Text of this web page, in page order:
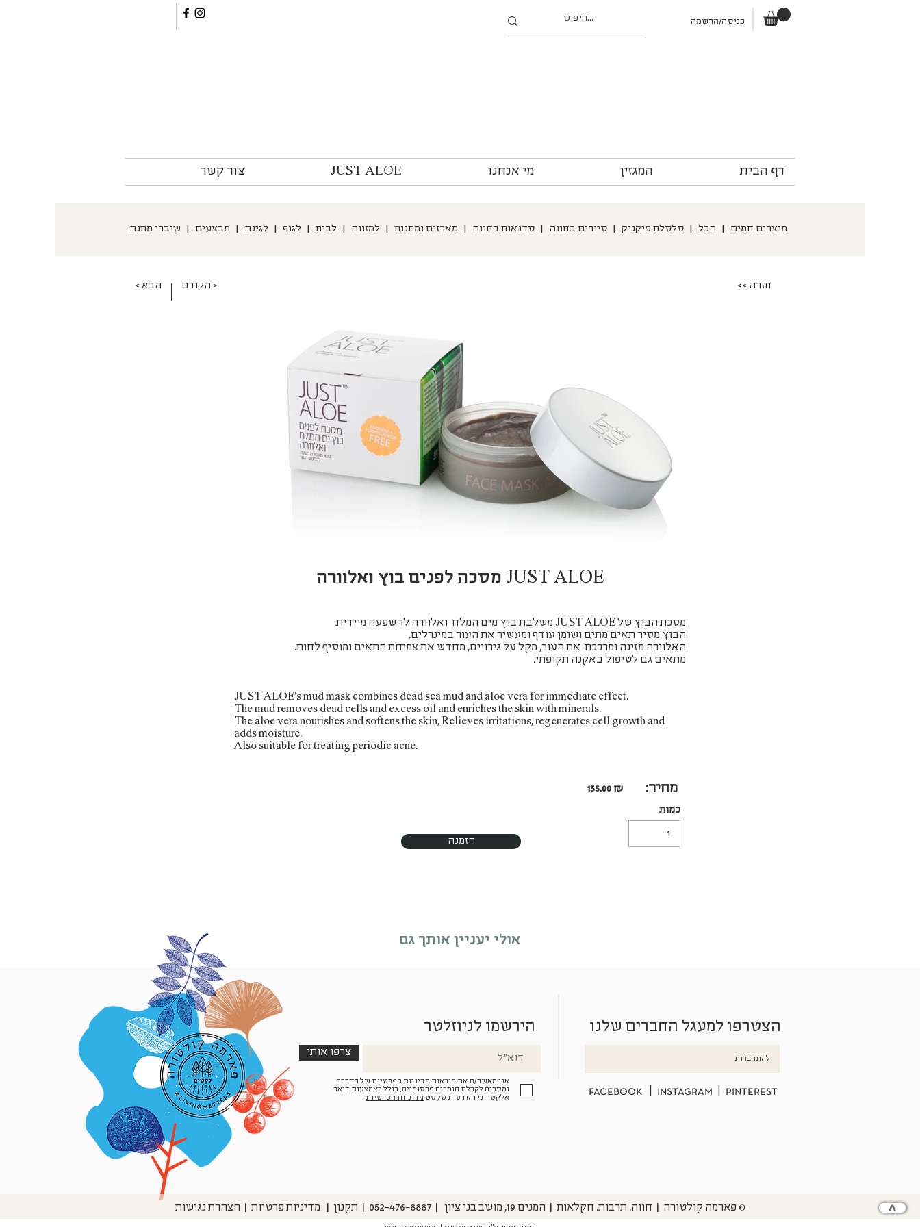
כניסה/הרשמה
דף הבית המגזין מי אנחנו JUST ALOE צור קשר
מוצרים חמים הכל |סלסלת פיקניק |סיורים בחווה |סדנאות בחווה מארזים ומתנות למזווה לבית לגוף לגינה מבצעים שוברי מתנה
הקודם > < הבא << חזרה
JUST ALOE מסכה לפנים בוץ ואלוורה
מסכת הבוץ של JUST ALOE משלבת בוץ מים המלח ואלוורה להשפעה מיידית.
הבוץ מסיר תאים מתים ושומן עודף ומעשיר את העור במינרלים.
האלוורה מזינה ומרככת את העור, מקל על גירויים, מחדש את צמיחת התאים ומוסיף לחות.
מתאים גם לטיפול באקנה תקופתי.
JUST ALOE's mud mask combines dead sea mud and aloe vera for immediate effect.
The mud removes dead cells and excess oil and enriches the skin with minerals.
The aloe vera nourishes and softens the skin, Relieves irritations, regenerates cell growth and
adds moisture.
Also suitable for treating periodic acne.
135.00 ₪ מחיר:
הזמנה
כמות
אולי יעניין אותך גם
>
הירשמו לניוזלטר
צרפו אותי
אני מאשר/ת את הוראות מדיניות הפרטיות של החברה
ומסכים לקבלת חומרים פרסומיים, כולל באמצעות דואר
אלקטרוני והודעות טקסט מדיניות הפרטיות
הצטרפו למעגל החברים שלנו
להתחברות
facebook instagram pinterest
© פארמה קולטורה | חווה. תרבות. חקלאות | המנים 19, מושב בני ציון | 052-476-8887⁩ | תקנון | מדיניות פרטיות | הצהרת נגישות